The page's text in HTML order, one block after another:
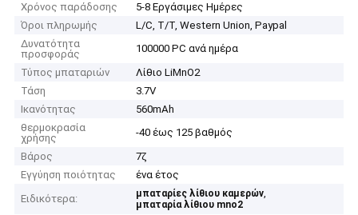
Χρόνος παράδοσης
5-8 Εργάσιμες Ημέρες
Όροι πληρωμής
L/C, T/T, Western Union, Paypal
Δυνατότητα
προσφοράς
100000 PC ανά ημέρα
Τύπος μπαταριών
Λίθιο LiMnO2
Τάση
3.7V
Ικανότητας
560mAh
θερμοκρασία
χρήσης
-40 έως 125 βαθμός
Βάρος
7ζ
Εγγύηση ποιότητας
ένα έτος
Ειδικότερα:
μπαταρίες λίθιου καμερών,
μπαταρία λίθιου mno2